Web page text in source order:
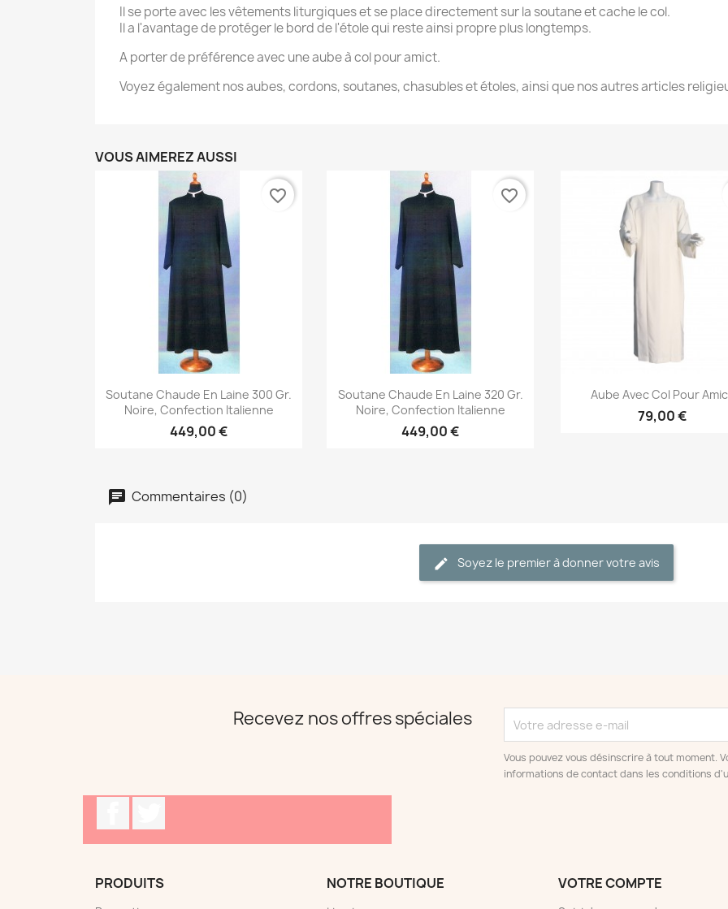
Il se porte avec les vêtements liturgiques et se place directement sur la soutane et cache le col.
Il a l'avantage de protéger le bord de l'étole qui reste ainsi propre plus longtemps.
A porter de préférence avec une aube à col pour amict.
Voyez également nos aubes, cordons, soutanes, chasubles et étoles, ainsi que nos autres articles
VOUS AIMEREZ AUSSI
Aperçu rapide
Soutane Chaude En Laine 300 Gr.
Noire, Confection Italienne
449,00 €
favorite_border
Aperçu rapide
Soutane Chaude En Laine 320 Gr.
Noire, Confection Italienne
449,00 €
favorite_border
Aperçu rapide
Aube Avec Col Pour
79,00 €
Commentaires (0)
Soyez le premier à donner votre avis
Recevez nos offres spéciales
Vous pouvez vous désinscrire à tout moment.
informations de contact dans les conditions
PRODUITS NOTRE BOUTIQUE VOTRE COMPTE